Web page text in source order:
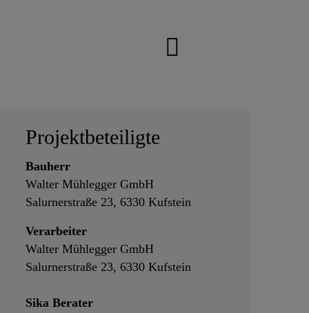
Projektbeteiligte
Bauherr
Walter Mühlegger GmbH
Salurnerstraße 23, 6330 Kufstein
Verarbeiter
Walter Mühlegger GmbH
Salurnerstraße 23, 6330 Kufstein
Sika Berater